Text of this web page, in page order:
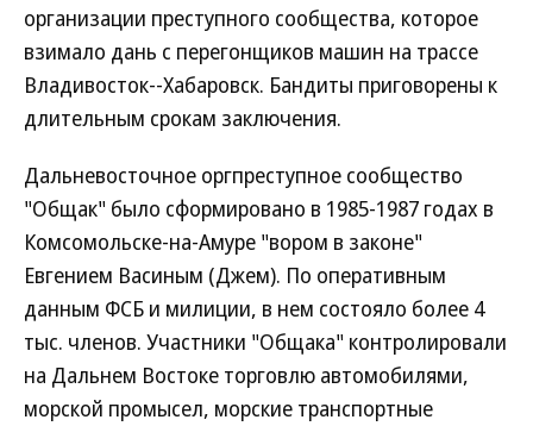
организации преступного сообщества, которое
взимало дань с перегонщиков машин на трассе
Владивосток--Хабаровск. Бандиты приговорены к
длительным срокам заключения.
Дальневосточное оргпреступное сообщество
"Общак" было сформировано в 1985-1987 годах в
Комсомольске-на-Амуре "вором в законе"
Евгением Васиным (Джем). По оперативным
данным ФСБ и милиции, в нем состояло более 4
тыс. членов. Участники "Общака" контролировали
на Дальнем Востоке торговлю автомобилями,
морской промысел, морские транспортные